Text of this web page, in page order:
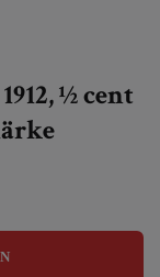
½ cent